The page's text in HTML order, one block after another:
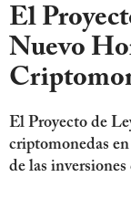
El
Nuevo
El Proyecto de
criptomonedas
de las